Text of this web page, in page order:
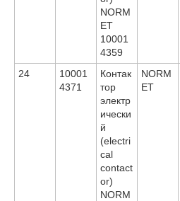
NORM
ET
10001
4359
24
10001
4371
Контак
тор
электр
ически
й
(electri
cal
contact
or)
NORM
NORM
ET